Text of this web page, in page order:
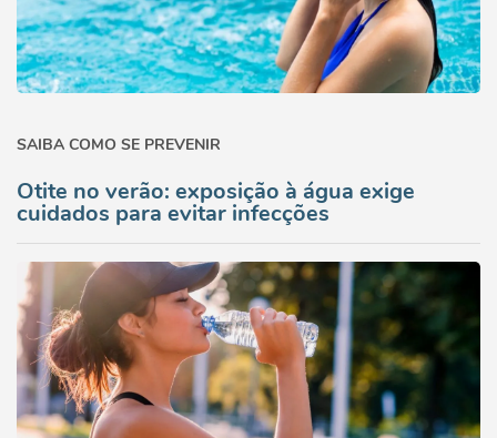
SAIBA COMO SE PREVENIR
Otite no verão: exposição à água exige
cuidados para evitar infecções